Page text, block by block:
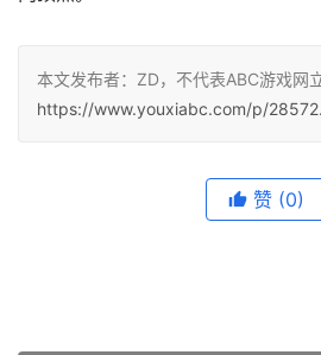
本文发布者：ZD，不代表ABC游戏网
https://www.youxiabc.com/p/
赞 (0)